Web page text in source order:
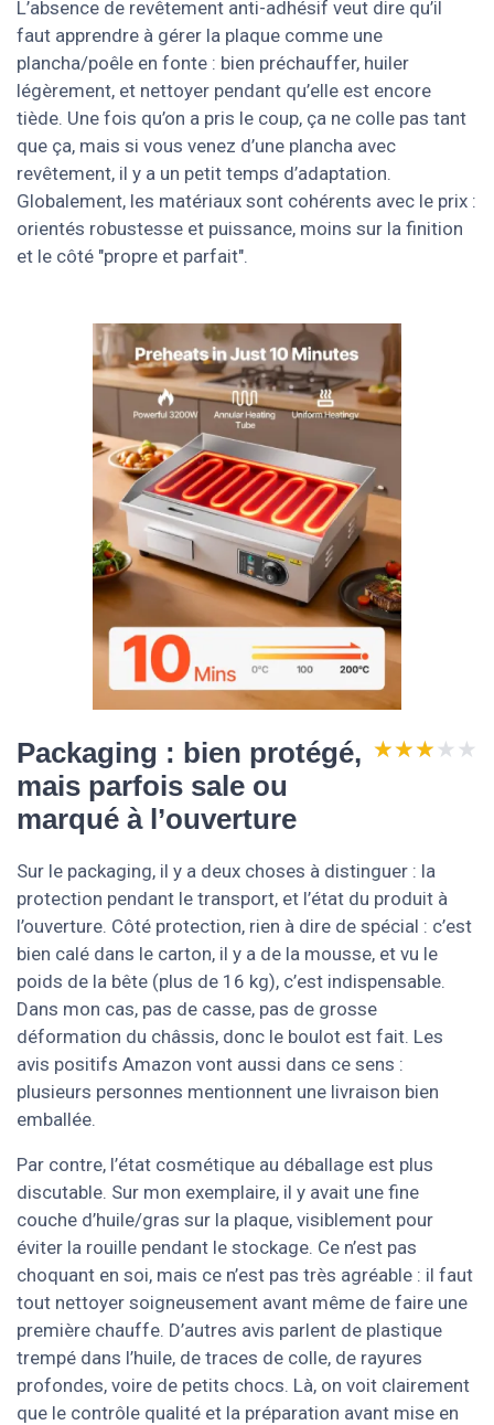
L’absence de revêtement anti-adhésif veut dire qu’il
faut apprendre à gérer la plaque comme une
plancha/poêle en fonte : bien préchauffer, huiler
légèrement, et nettoyer pendant qu’elle est encore
tiède. Une fois qu’on a pris le coup, ça ne colle pas tant
que ça, mais si vous venez d’une plancha avec
revêtement, il y a un petit temps d’adaptation.
Globalement, les matériaux sont cohérents avec le prix :
orientés robustesse et puissance, moins sur la finition
et le côté "propre et parfait".
Packaging : bien protégé,
mais parfois sale ou
marqué à l’ouverture
★★★★★
★★★★★
Sur le packaging, il y a deux choses à distinguer : la
protection pendant le transport, et l’état du produit à
l’ouverture. Côté protection, rien à dire de spécial : c’est
bien calé dans le carton, il y a de la mousse, et vu le
poids de la bête (plus de 16 kg), c’est indispensable.
Dans mon cas, pas de casse, pas de grosse
déformation du châssis, donc le boulot est fait. Les
avis positifs Amazon vont aussi dans ce sens :
plusieurs personnes mentionnent une livraison bien
emballée.
Par contre, l’état cosmétique au déballage est plus
discutable. Sur mon exemplaire, il y avait une fine
couche d’huile/gras sur la plaque, visiblement pour
éviter la rouille pendant le stockage. Ce n’est pas
choquant en soi, mais ce n’est pas très agréable : il faut
tout nettoyer soigneusement avant même de faire une
première chauffe. D’autres avis parlent de plastique
trempé dans l’huile, de traces de colle, de rayures
profondes, voire de petits chocs. Là, on voit clairement
que le contrôle qualité et la préparation avant mise en